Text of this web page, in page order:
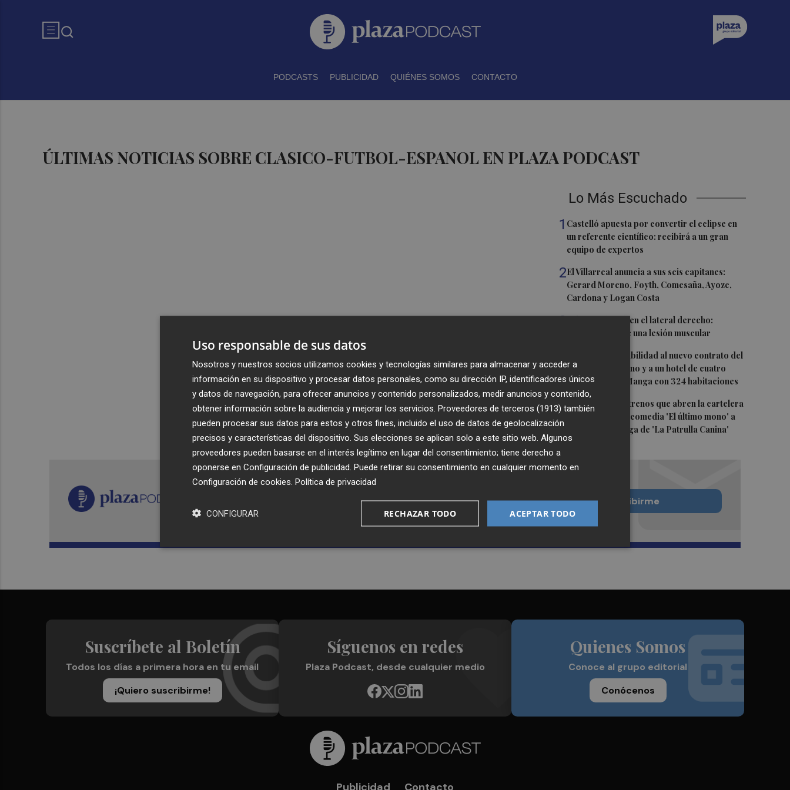
PODCASTS PUBLICIDAD QUIÉNES SOMOS CONTACTO
ÚLTIMAS NOTICIAS SOBRE CLASICO-FUTBOL-ESPANOL EN PLAZA PODCAST
Lo Más Escuchado
1 Castelló apuesta por convertir el eclipse en
un referente científico: recibirá a un gran
equipo de expertos
2El Villarreal anuncia a sus seis capitanes:
Gerard Moreno, Foyth, Comesaña, Ayoze,
Cardona y Logan Costa
3Más problemas en el lateral derecho:
Monferrer sufre una lesión muscular
San Javier da viabilidad al nuevo contrato del
transporte urbano y a un hotel de cuatro
estrellas en La Manga con 324 habitaciones
5 Estos son los estrenos que abren la cartelera
en agosto: de la comedia 'El último mono' a
una nueva entrega de 'La Patrulla Canina'
Recibe toda la actualidad de
Plaza Podcast en tu correo
Quiero suscribirme
Suscríbete al Boletín
Todos los días a primera hora en tu email
¡Quiero suscribirme!
Síguenos en redes
Plaza Podcast, desde cualquier medio
Quienes Somos
Conoce al grupo editorial
Conócenos
Publicidad Contacto
Uso responsable de sus datos
Nosotros y nuestros socios utilizamos cookies y tecnologías similares para almacenar y acceder a
información en su dispositivo y procesar datos personales, como su dirección IP, identificadores únicos
y datos de navegación, para ofrecer anuncios y contenido personalizados, medir anuncios y contenido,
obtener información sobre la audiencia y mejorar los servicios. Proveedores de terceros (1913) también
pueden procesar sus datos para estos y otros fines, incluido el uso de datos de geolocalización
precisos y características del dispositivo. Sus elecciones se aplican solo a este sitio web. Algunos
proveedores pueden basarse en el interés legítimo en lugar del consentimiento; tiene derecho a
oponerse en Configuración de publicidad . Puede retirar su consentimiento en cualquier momento en
Configuración de cookies Política de privacidad
ACEPTAR TODO
RECHAZAR TODO
CONFIGURAR